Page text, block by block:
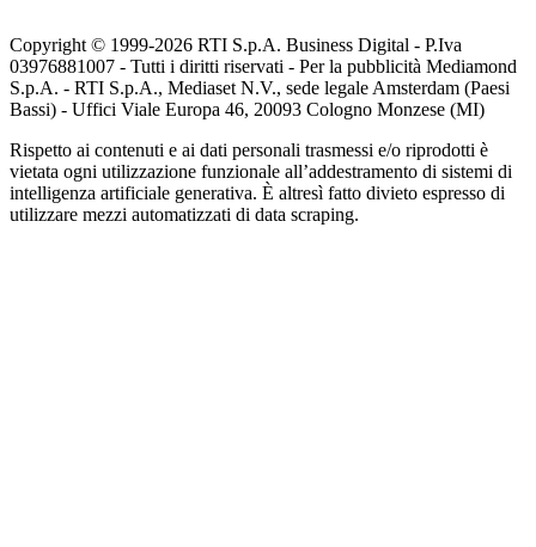
Copyright © 1999-2026 RTI S.p.A. Business Digital - P.Iva
03976881007 - Tutti i diritti riservati - Per la pubblicità Mediamond
S.p.A. - RTI S.p.A., Mediaset N.V., sede legale Amsterdam (Paesi
Bassi) - Uffici Viale Europa 46, 20093 Cologno Monzese (MI)
Rispetto ai contenuti e ai dati personali trasmessi e/o riprodotti è
vietata ogni utilizzazione funzionale all’addestramento di sistemi di
intelligenza artificiale generativa. È altresì fatto divieto espresso di
utilizzare mezzi automatizzati di data scraping.